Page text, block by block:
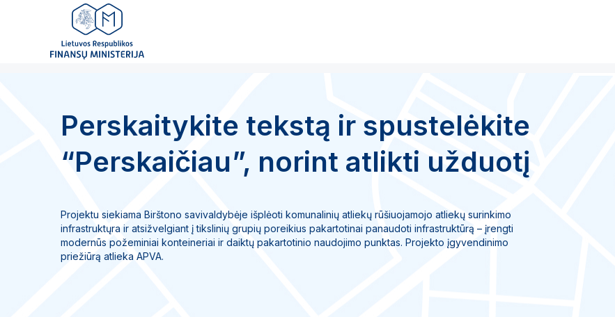
Perskaitykite tekstą ir spustelėkite
“Perskaičiau”, norint atlikti užduotį
Projektu siekiama Birštono savivaldybėje išplėoti komunalinių atliekų rūšiuojamojo atliekų surinkimo
infrastruktųra ir atsižvelgiant į tikslinių grupių poreikius pakartotinai panaudoti infrastruktūrą – įrengti
modernūs požeminiai konteineriai ir daiktų pakartotinio naudojimo punktas. Projekto įgyvendinimo
priežiūrą atlieka APVA.